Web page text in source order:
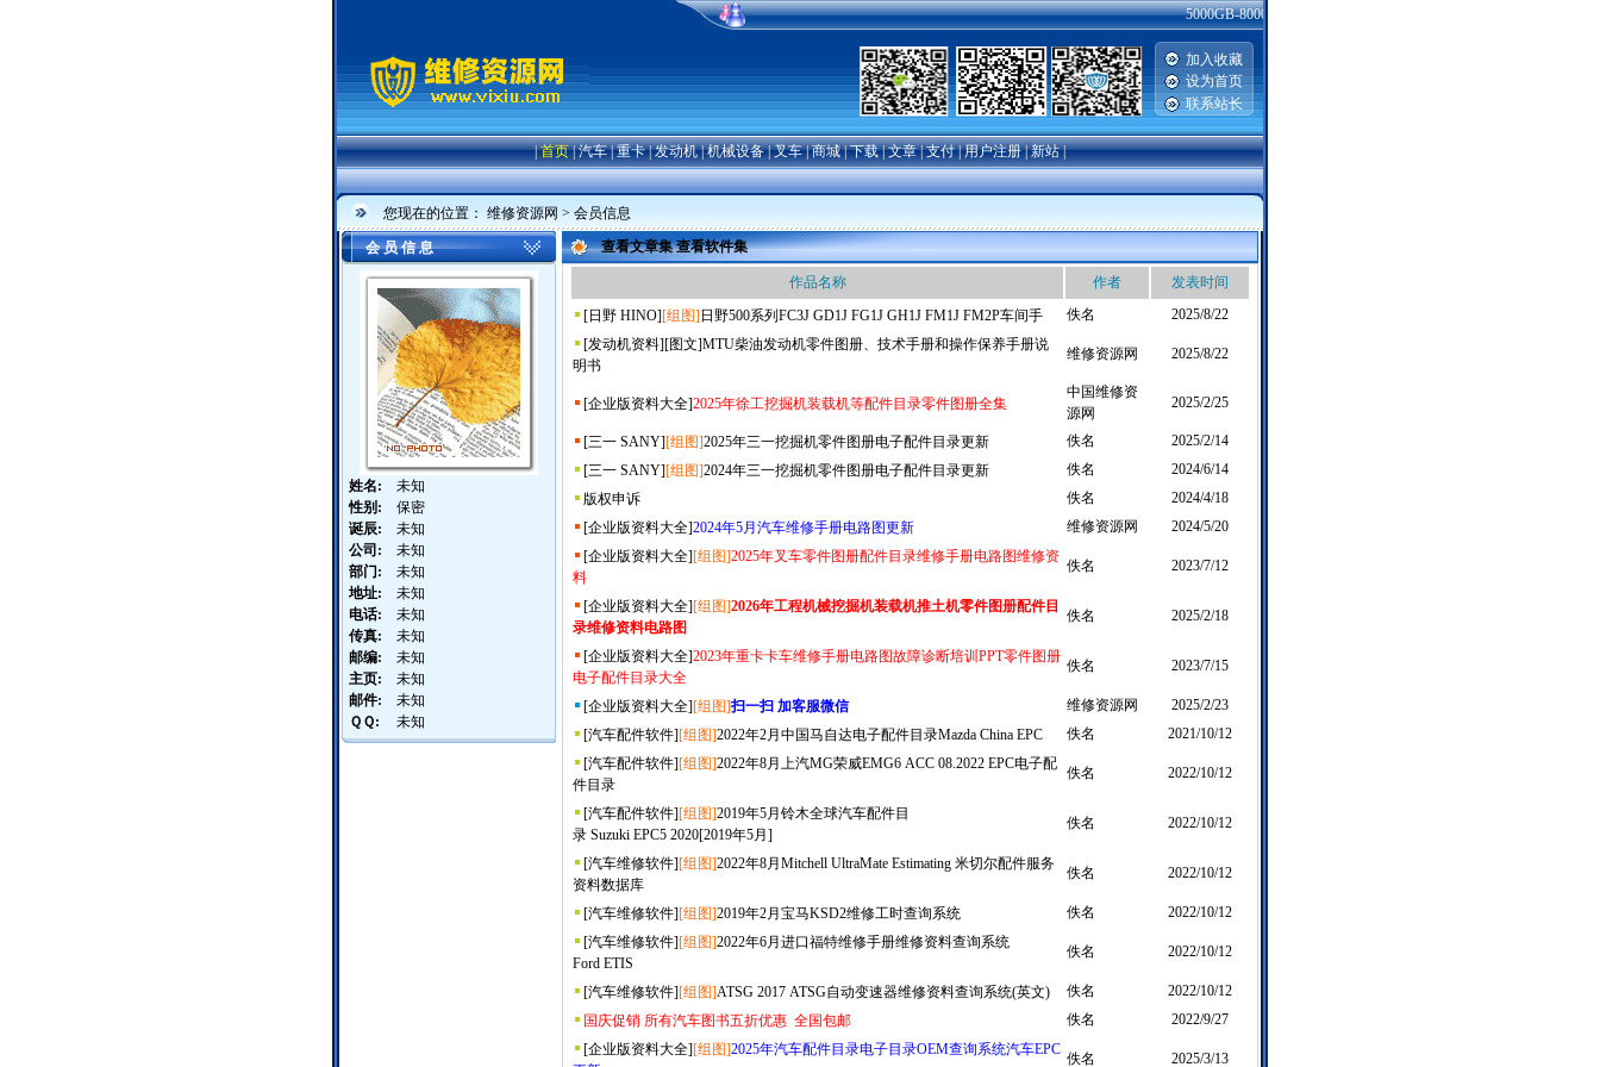
5000GB-8000GB汽车维修资料库服务器专为工厂院校订制 [king
加入收藏
设为首页
联系站长
|首页|汽车|重卡|发动机|机械设备|叉车|商城|下载|文章|支付|用户注册|新站|
您现在的位置： 维修资源网 > 会员信息
会 员 信 息
姓名:
未知
性别:
保密
诞辰:
未知
公司:
未知
部门:
未知
地址:
未知
电话:
未知
传真:
未知
邮编:
未知
主页:
未知
邮件:
未知
ＱＱ:
未知
查看文章集 查看软件集
作品名称 作者
发表时间
[日野 HINO][组图] 日野500系列FC3J GD1J FG1J GH1J FM1J FM2P车间手 佚名
2025/8/22
[发动机资料][图文]MTU柴油发动机零件图册、技术手册和操作保养手册说
明书
维修资源网 2025/8/22
[企业版资料大全]2025年徐工挖掘机装载机等配件目录零件图册全集
中国维修资
源网
2025/2/25
[三一 SANY][组图]2025年三一挖掘机零件图册电子配件目录更新 佚名
2025/2/14
[三一 SANY][组图]2024年三一挖掘机零件图册电子配件目录更新 佚名
2024/6/14
版权申诉
佚名
2024/4/18
[企业版资料大全]2024年5月汽车维修手册电路图更新 维修资源网
2024/5/20
[企业版资料大全][组图]2025年叉车零件图册配件目录维修手册电路图维修资
料
佚名 2023/7/12
[企业版资料大全][组图]2026年工程机械挖掘机装载机推土机零件图册配件目
录维修资料电路图
佚名 2025/2/18
[企业版资料大全]2023年重卡卡车维修手册电路图故障诊断培训PPT零件图册
电子配件目录大全
佚名 2023/7/15
[企业版资料大全][组图]扫一扫 加客服微信 维修资源网
2025/2/23
[汽车配件软件][组图]2022年2月中国马自达电子配件目录Mazda China EPC 佚名
2021/10/12
[汽车配件软件][组图]2022年8月上汽MG荣威EMG6 ACC 08.2022 EPC电子配
件目录
佚名 2022/10/12
[汽车配件软件][组图]2019年5月铃木全球汽车配件目
录 Suzuki EPC5 2020[2019年5月]
佚名 2022/10/12
[汽车维修软件][组图]2022年8月Mitchell UltraMate Estimating 米切尔配件服务
资料数据库
佚名 2022/10/12
[汽车维修软件][组图]2019年2月宝马KSD2维修工时查询系统 佚名
2022/10/12
[汽车维修软件][组图]2022年6月进口福特维修手册维修资料查询系统
Ford ETIS
佚名 2022/10/12
[汽车维修软件][组图]ATSG 2017 ATSG自动变速器维修资料查询系统(英文) 佚名
2022/10/12
国庆促销 所有汽车图书五折优惠 全国包邮
佚名
2022/9/27
[企业版资料大全][组图]2025年汽车配件目录电子目录OEM查询系统汽车EPC
佚名 2025/3/13